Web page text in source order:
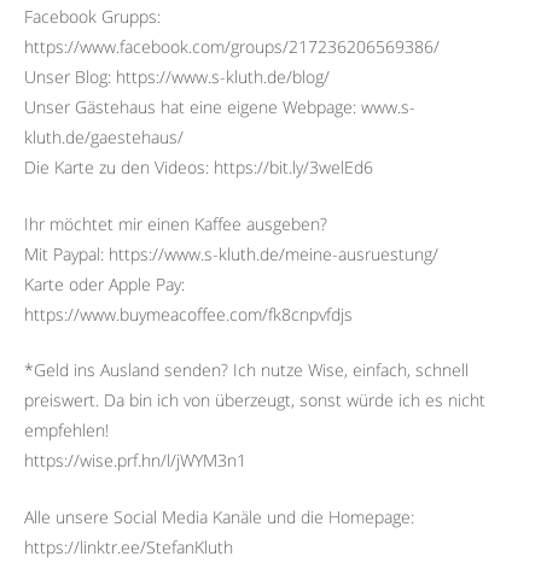
Facebook Grupps:
https://www.facebook.com/groups/217236206569386/
Unser Blog: https://www.s-kluth.de/blog/
Unser Gästehaus hat eine eigene Webpage: www.s-
kluth.de/gaestehaus/
Die Karte zu den Videos: https://bit.ly/3welEd6
Ihr möchtet mir einen Kaffee ausgeben?
Mit Paypal: https://www.s-kluth.de/meine-ausruestung/
Karte oder Apple Pay:
https://www.buymeacoffee.com/fk8cnpvfdjs
*Geld ins Ausland senden? Ich nutze Wise, einfach, schnell
preiswert. Da bin ich von überzeugt, sonst würde ich es nicht
empfehlen!
https://wise.prf.hn/l/jWYM3n1
Alle unsere Social Media Kanäle und die Homepage:
https://linktr.ee/StefanKluth